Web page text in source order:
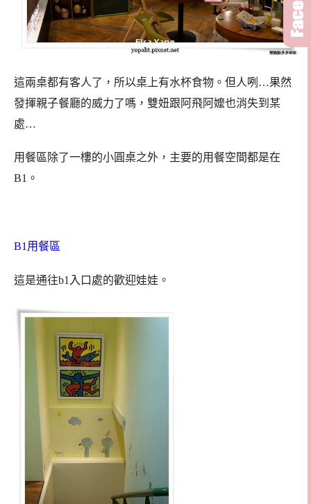
這兩桌都有客人了，所以桌上有水杯食物。但人咧…果然
發揮親子餐廳的威力了嗎，雙妞跟阿飛阿嬤也消失到某
處…
用餐區除了一樓的小圓桌之外，主要的用餐空間都是在
B1。
B1用餐區
這是通往b1入口處的歡迎娃娃。